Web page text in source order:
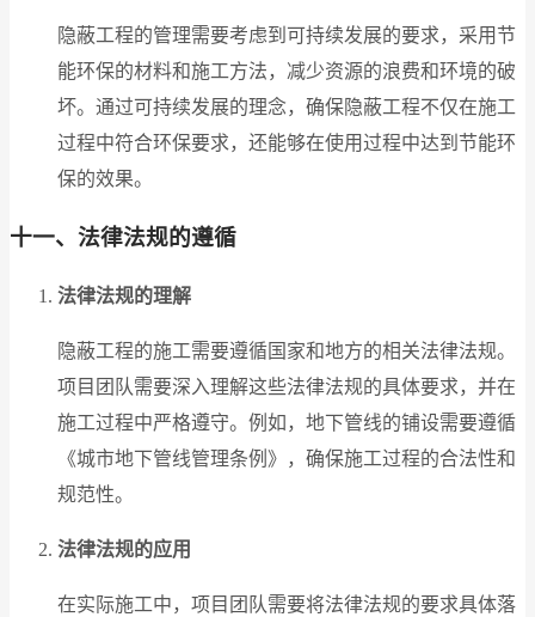
隐蔽工程的管理需要考虑到可持续发展的要求，采用节
能环保的材料和施工方法，减少资源的浪费和环境的破
坏。通过可持续发展的理念，确保隐蔽工程不仅在施工
过程中符合环保要求，还能够在使用过程中达到节能环
保的效果。
十一、法律法规的遵循
法律法规的理解
隐蔽工程的施工需要遵循国家和地方的相关法律法规。
项目团队需要深入理解这些法律法规的具体要求，并在
施工过程中严格遵守。例如，地下管线的铺设需要遵循
《城市地下管线管理条例》，确保施工过程的合法性和
规范性。
法律法规的应用
在实际施工中，项目团队需要将法律法规的要求具体落